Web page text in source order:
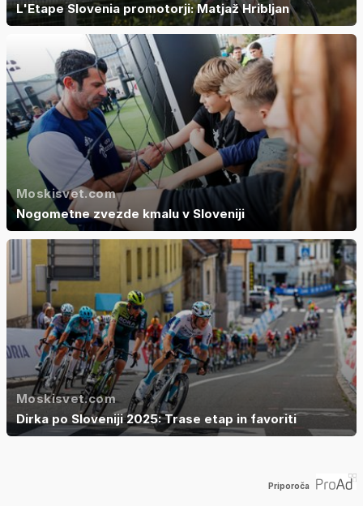
L'Etape Slovenia promotorji: Matjaž Hribljan
Moskisvet.com
Nogometne zvezde kmalu v Sloveniji
Moskisvet.com
Dirka po Sloveniji 2025: Trase etap in favoriti
Priporoča